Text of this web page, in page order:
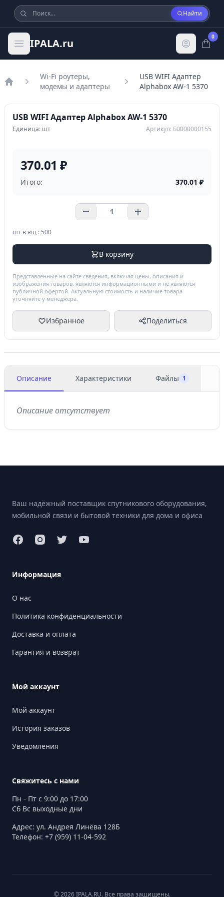
Найти
IPALA.ru
0
Wi-Fi роутеры,
модемы и адаптеры
USB WIFI Адаптер
Alphabox AW-1 5370
USB WIFI Адаптер Alphabox AW-1 5370
Единица: шт Артикул: Б0000000155
370.01 ₽
Итого: 370.01 ₽
шт в ящ : 500
В корзину
Представленные на сайте сведения, включая цены, описания и
изображения товаров, являются информационными и не являются
публичной офертой. Актуальную стоимость и наличие товара
уточняйте у менеджера.
Избранное Поделиться
Описание Характеристики Файлы 1
Описание отсутствует
Ваш надёжный поставщик спутникового оборудования,
мобильной связи и бытовой техники для дома и офиса
Информация
О нас
Политика конфиденциальности
Доставка и оплата
Гарантия и возврат
Мой аккаунт
Мой аккаунт
История заказов
Уведомления
Свяжитесь с нами
Пн - Пт с 9:00 до 17:00
Сб Вс выходные дни
Адрес: ул. Андрея Линёва 128Б
Телефон: +7 (959) 11-04-592
© 2026 IPALA.RU. Все права защищены.